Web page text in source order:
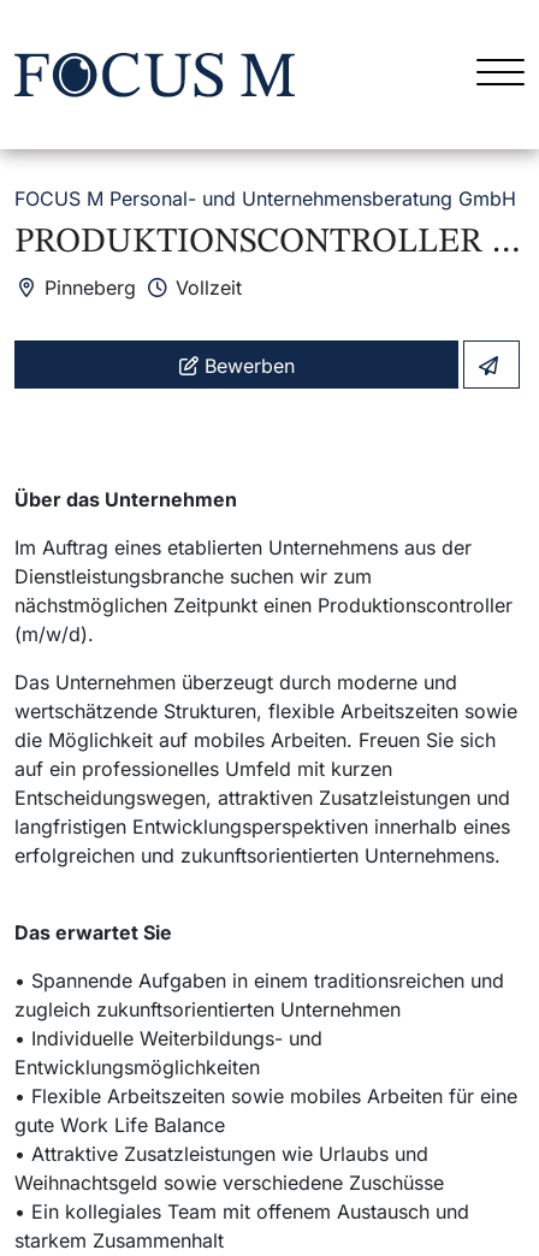
FOCUS M Personal- und Unternehmensberatung GmbH
PRODUKTIONSCONTROLLER (M/W/D)
Pinneberg Vollzeit
Bewerben
Über das Unternehmen
Im Auftrag eines etablierten Unternehmens aus der
Dienstleistungsbranche suchen wir zum
nächstmöglichen Zeitpunkt einen Produktionscontroller
(m/w/d).
Das Unternehmen überzeugt durch moderne und
wertschätzende Strukturen, flexible Arbeitszeiten sowie
die Möglichkeit auf mobiles Arbeiten. Freuen Sie sich
auf ein professionelles Umfeld mit kurzen
Entscheidungswegen, attraktiven Zusatzleistungen und
langfristigen Entwicklungsperspektiven innerhalb eines
erfolgreichen und zukunftsorientierten Unternehmens.
Das erwartet Sie
• Spannende Aufgaben in einem traditionsreichen und
zugleich zukunftsorientierten Unternehmen
• Individuelle Weiterbildungs- und
Entwicklungsmöglichkeiten
• Flexible Arbeitszeiten sowie mobiles Arbeiten für eine
gute Work Life Balance
• Attraktive Zusatzleistungen wie Urlaubs und
Weihnachtsgeld sowie verschiedene Zuschüsse
• Ein kollegiales Team mit offenem Austausch und
starkem Zusammenhalt